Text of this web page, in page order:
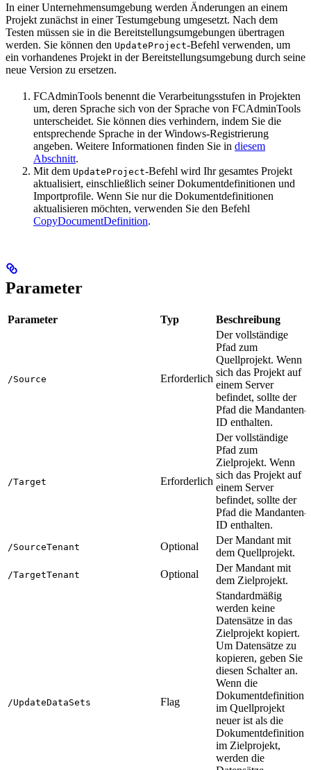
In einer Unternehmensumgebung werden Änderungen an einem
Projekt zunächst in einer Testumgebung umgesetzt. Nach dem
Testen müssen sie in die Bereitstellungsumgebungen übertragen
werden. Sie können den UpdateProject-Befehl verwenden, um
ein vorhandenes Projekt in der Bereitstellungsumgebung durch seine
neue Version zu ersetzen.
FCAdminTools benennt die Verarbeitungsstufen in Projekten
um, deren Sprache sich von der Sprache von FCAdminTools
unterscheidet. Sie können dies verhindern, indem Sie die
entsprechende Sprache in der Windows-Registrierung
angeben. Weitere Informationen finden Sie in diesem
Abschnitt.
Mit dem UpdateProject-Befehl wird Ihr gesamtes Projekt
aktualisiert, einschließlich seiner Dokumentdefinitionen und
Importprofile. Wenn Sie nur die Dokumentdefinitionen
aktualisieren möchten, verwenden Sie den Befehl
CopyDocumentDefinition.
Parameter
Parameter Typ Beschreibung
/Source Erforderlich
Der vollständige
Pfad zum
Quellprojekt. Wenn
sich das Projekt auf
einem Server
befindet, sollte der
Pfad die Mandanten-
ID enthalten.
/Target Erforderlich
Der vollständige
Pfad zum
Zielprojekt. Wenn
sich das Projekt auf
einem Server
befindet, sollte der
Pfad die Mandanten-
ID enthalten.
/SourceTenant Optional
Der Mandant mit
dem Quellprojekt.
/TargetTenant Optional
Der Mandant mit
dem Zielprojekt.
/UpdateDataSets Flag
Standardmäßig
werden keine
Datensätze in das
Zielprojekt kopiert.
Um Datensätze zu
kopieren, geben Sie
diesen Schalter an.
Wenn die
Dokumentdefinition
im Quellprojekt
neuer ist als die
Dokumentdefinition
im Zielprojekt,
werden die